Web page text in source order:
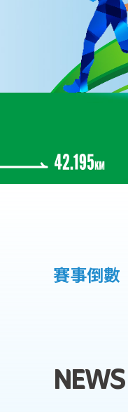
賽事倒數
距離賽事開跑
NEWS
最新消息